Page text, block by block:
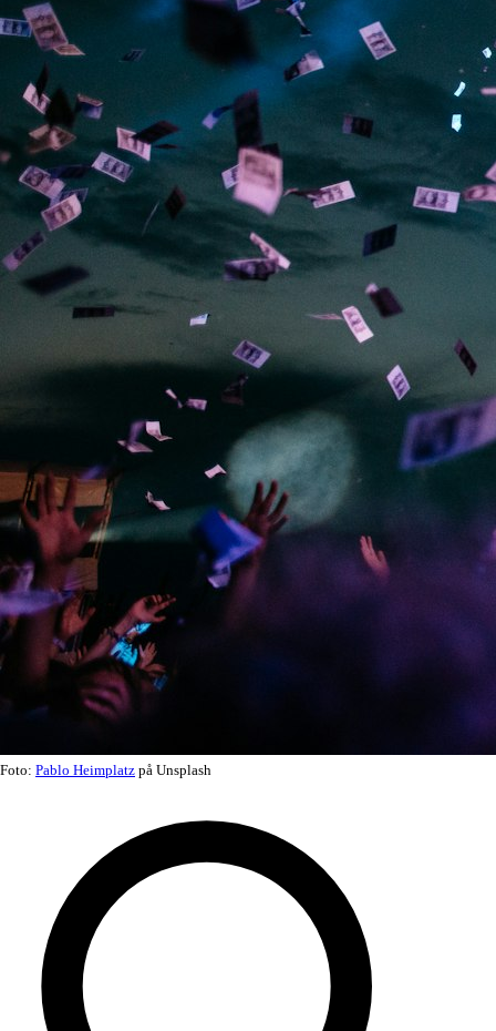
Foto: Pablo Heimplatz på Unsplash